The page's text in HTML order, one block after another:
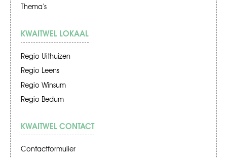
Thema's
KWAITWEL LOKAAL
Regio Uithuizen
Regio Leens
Regio Winsum
Regio Bedum
KWAITWEL CONTACT
Contactformulier